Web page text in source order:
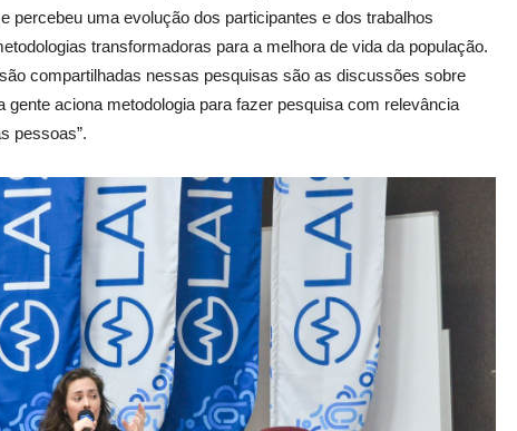
percebeu uma evolução dos participantes e dos trabalhos
transformadoras para a melhora de vida da população.
compartilhadas nessas pesquisas são as discussões sobre
aciona metodologia para fazer pesquisa com relevância
pessoas”.